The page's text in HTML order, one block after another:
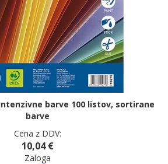
barve 100 listov, sortirane
barve
Cena z DDV:
10,04 €
Zaloga